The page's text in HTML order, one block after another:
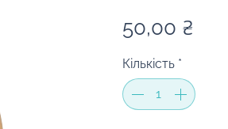
50,00 ₴
Кількість *